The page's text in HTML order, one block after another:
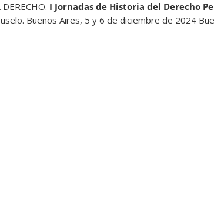
I Jornadas de Historia del Derecho
Buenos Aires, 5 y 6 de diciembre de 2024